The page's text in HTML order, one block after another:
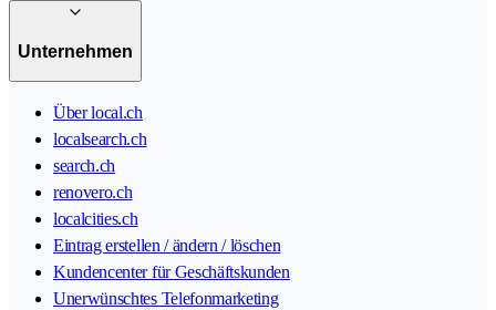
Unternehmen
Über local.ch
localsearch.ch
search.ch
renovero.ch
localcities.ch
Eintrag erstellen / ändern / löschen
Kundencenter für Geschäftskunden
Unerwünschtes Telefonmarketing